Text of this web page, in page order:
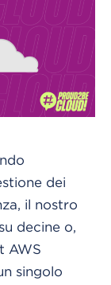
dei
il nostro
decine o,
AWS
singolo